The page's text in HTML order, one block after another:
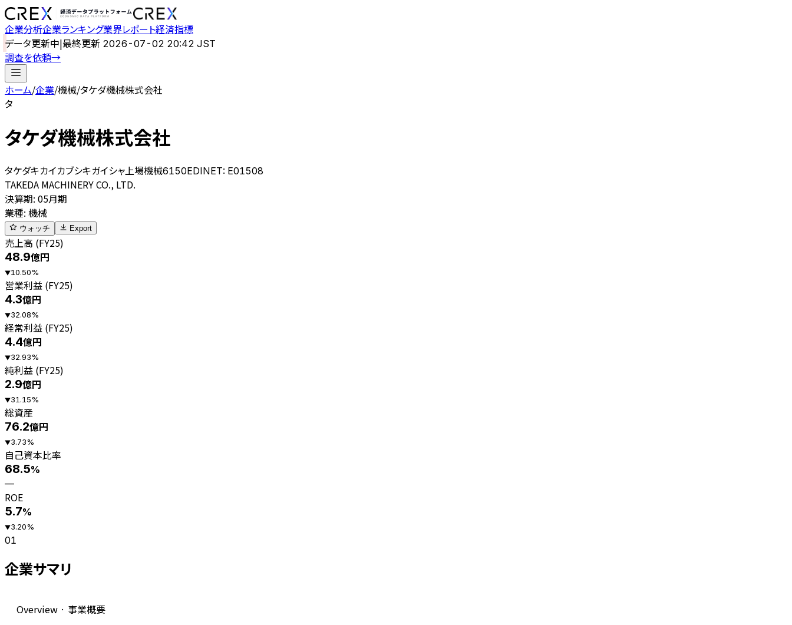
企業分析企業ランキング業界レポート経済指標
データ更新中|最終更新 2026-07-02 20:42 JST
調査を依頼→
ホーム/企業/機械/タケダ機械株式会社
タ
タケダ機械株式会社
タケダキカイカブシキガイシャ 上場機械6150EDINET: E01508
TAKEDA MACHINERY CO., LTD.
決算期: 05月期
業種: 機械
ウォッチ Export
売上高 (FY25)
48.9億円
▼10.50%
営業利益 (FY25)
4.3億円
▼32.08%
経常利益 (FY25)
4.4億円
▼32.93%
純利益 (FY25)
2.9億円
▼31.15%
総資産
76.2億円
▼3.73%
自己資本比率
68.5%
—
ROE
5.7%
▼3.20%
01
企業サマリ
Overview · 事業概要